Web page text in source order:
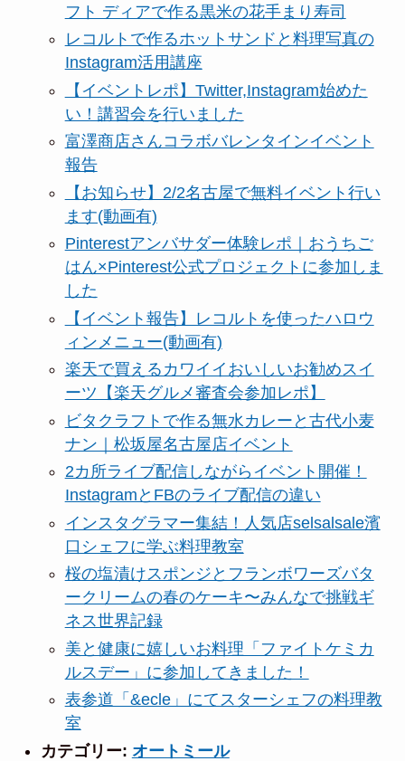
フト ディアで作る黒米の花手まり寿司
レコルトで作るホットサンドと料理写真の
Instagram活用講座
【イベントレポ】Twitter,Instagram始めた
い！講習会を行いました
富澤商店さんコラボバレンタインイベント
報告
【お知らせ】2/2名古屋で無料イベント行い
ます(動画有)
Pinterestアンバサダー体験レポ｜おうちご
はん×Pinterest公式プロジェクトに参加しま
した
【イベント報告】レコルトを使ったハロウ
ィンメニュー(動画有)
楽天で買えるカワイイおいしいお勧めスイ
ーツ【楽天グルメ審査会参加レポ】
ビタクラフトで作る無水カレーと古代小麦
ナン｜松坂屋名古屋店イベント
2カ所ライブ配信しながらイベント開催！
InstagramとFBのライブ配信の違い
インスタグラマー集結！人気店selsalsale濱
口シェフに学ぶ料理教室
桜の塩漬けスポンジとフランボワーズバタ
ークリームの春のケーキ〜みんなで挑戦ギ
ネス世界記録
美と健康に嬉しいお料理「ファイトケミカ
ルスデー」に参加してきました！
表参道「&ecle」にてスターシェフの料理教
室
カテゴリー: オートミール